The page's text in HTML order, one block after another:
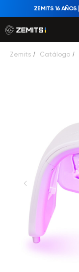
ZEMITS 16 AÑOS
Zemits / Catálogo /